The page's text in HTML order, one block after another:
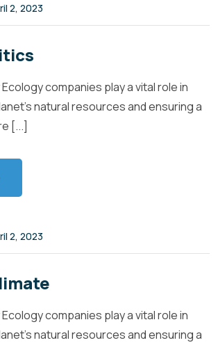
2, 2023
companies play a vital role in
natural resources and ensuring a
[...]
2, 2023
companies play a vital role in
natural resources and ensuring a